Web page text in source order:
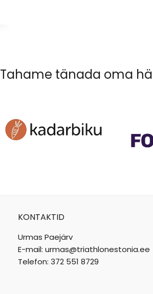
Tahame tänada oma
KONTAKTID
Urmas Paejärv
E-mail: urmas@triathlonestonia.ee
Telefon: 372 551 8729